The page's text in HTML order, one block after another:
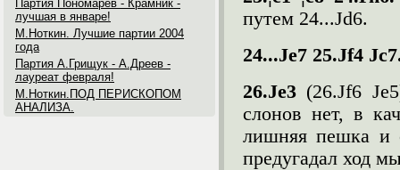
Партия Пономарев - Крамник -
лучшая в январе!
М.Ноткин. Лучшие партии 2004
года
Партия А.Грищук - А.Дреев -
лауреат февраля!
М.Ноткин.ПОД ПЕРИСКОПОМ
АНАЛИЗА.
путем 24...Јd6.
24...Јe7 25.Јf4
26.Јe3 (26.Јf6
слонов нет, в
лишняя пешка и
предугадал ход